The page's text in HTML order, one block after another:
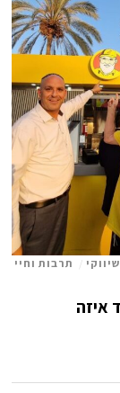
תרבות וחיי
איזה